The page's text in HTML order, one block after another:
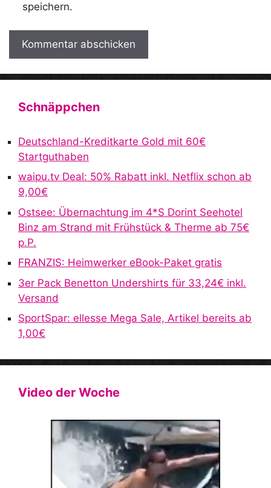
speichern.
A
n
t
Schnäppchen
Deutschland-Kreditkarte Gold mit 60€
Startguthaben
waipu.tv Deal: 50% Rabatt inkl. Netflix schon ab
9,00€
Ostsee: Übernachtung im 4*S Dorint Seehotel
Binz am Strand mit Frühstück & Therme ab 75€
p.P.
FRANZIS: Heimwerker eBook-Paket gratis
3er Pack Benetton Undershirts für 33,24€ inkl.
Versand
SportSpar: ellesse Mega Sale, Artikel bereits ab
1,00€
Video der Woche